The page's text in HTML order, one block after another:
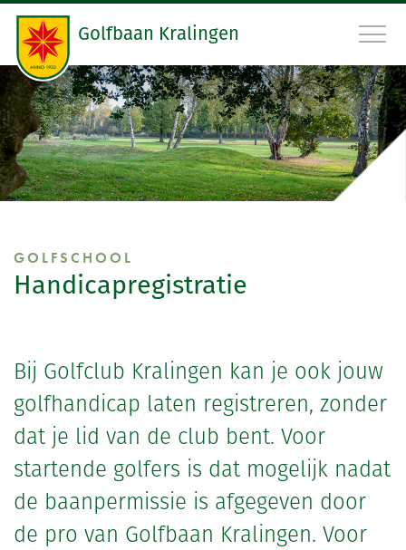
Golfbaan Kralingen
010 45 22 475
RESERVEER STARTTIJD
GOLFSCHOOL
RESTAURANT
CONTACT
GOLFSCHOOL
Handicapregistratie
Bij Golfclub Kralingen kan je ook jouw
golfhandicap laten registreren, zonder
dat je lid van de club bent. Voor
startende golfers is dat mogelijk nadat
de baanpermissie is afgegeven door
de pro van Golfbaan Kralingen. Voor